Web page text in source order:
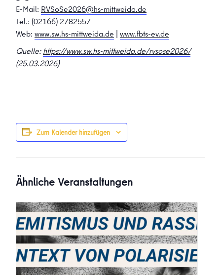
E-Mail: RVSoSe2026@hs-mittweida.de
Tel.: (02166) 2782557
Web: www.sw.hs-mittweida.de | www.fbts-ev.de
Quelle:https://www.sw.hs-mittweida.de/rvsose2026/
(25.03.2026)
Zum Kalender hinzufügen
Ähnliche Veranstaltungen